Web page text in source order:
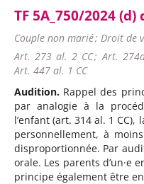
TF 5A_750/2024
Couple non marié ; Droit de
Art. 273 al. 2 CC ; Art.
Art. 447 al. 1 CC
Audition. Rappel des
par analogie à la
l’enfant (art. 314 al. 1
personnellement, à
disproportionnée. Par
orale. Les parents d’un·e
principe également être